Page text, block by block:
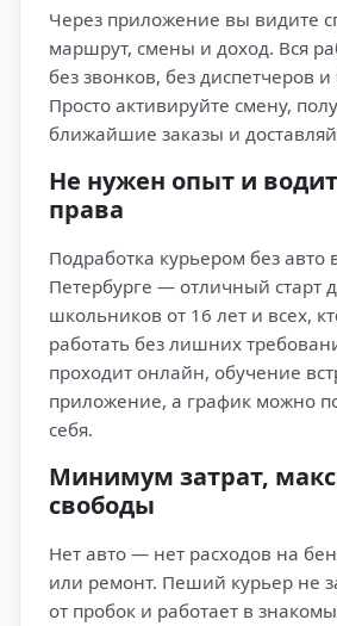
Через приложение вы видите
маршрут, смены и доход. Вся
без звонков, без диспетчеров
Просто активируйте смену,
ближайшие заказы и
Не нужен опыт и
права
Подработка курьером без авто
Петербурге — отличный старт
школьников от 16 лет и всех,
работать без лишних
проходит онлайн, обучение
приложение, а график можно
себя.
Минимум затрат,
свободы
Нет авто — нет расходов на
или ремонт. Пеший курьер не
от пробок и работает в